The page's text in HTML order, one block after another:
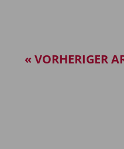
« VORHERIGER